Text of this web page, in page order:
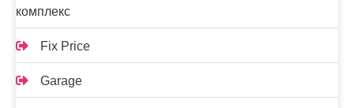
комплекс
Fix Price
Garage